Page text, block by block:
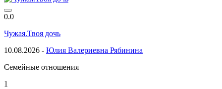
0.0
Чужая.Твоя дочь
10.08.2026 - Юлия Валериевна Рябинина
Семейные отношения
1